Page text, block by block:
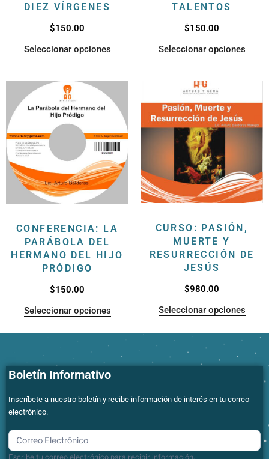
DIEZ VÍRGENES
$150.00
Seleccionar opciones
TALENTOS
$150.00
Seleccionar opciones
CONFERENCIA: LA
PARÁBOLA DEL
HERMANO DEL HIJO
PRÓDIGO
$150.00
Seleccionar opciones
CURSO: PASIÓN,
MUERTE Y
RESURRECCIÓN DE
JESÚS
$980.00
Seleccionar opciones
Boletín Informativo
Inscríbete a nuestro boletín y recibe información de interés en tu correo
electrónico.
boletin
Escribe tu correo electrónico para recibir información.